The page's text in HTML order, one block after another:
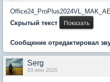
Скрытый текст
Сообщение отредактировал
Serg
03 июн 2026